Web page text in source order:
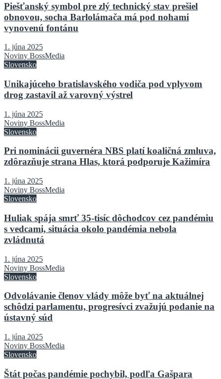
Piešťanský symbol pre zlý technický stav prešiel
obnovou, socha Barlolámača má pod nohami
vynovenú fontánu
1. júna 2025
Noviny BossMedia
Slovensko
Unikajúceho bratislavského vodiča pod vplyvom
drog zastavil až varovný výstrel
1. júna 2025
Noviny BossMedia
Slovensko
Pri nominácii guvernéra NBS platí koaličná zmluva,
zdôrazňuje strana Hlas, ktorá podporuje Kažimíra
1. júna 2025
Noviny BossMedia
Slovensko
Huliak spája smrť 35-tisíc dôchodcov cez pandémiu
s vedcami, situácia okolo pandémia nebola
zvládnutá
1. júna 2025
Noviny BossMedia
Slovensko
Odvolávanie členov vlády môže byť na aktuálnej
schôdzi parlamentu, progresívci zvažujú podanie na
ústavný súd
1. júna 2025
Noviny BossMedia
Slovensko
Štát počas pandémie pochybil, podľa Gašpara